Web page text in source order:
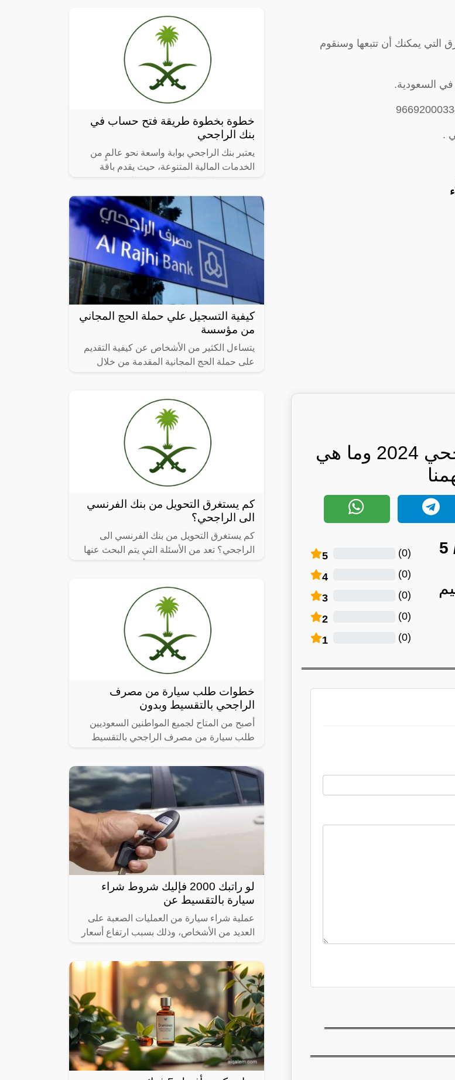
التي يمكنك أن تتبعها وسنقوم
السعودية.
.
رسوم بطاقة الفرسان من الراجحي 2024 وما هي
5 (
0
)
4 (
0
)
3 (
0
)
2 (
0
)
1 (
0
)
خطوة بخطوة طريقة فتح حساب في
بنك الراجحي
يعتبر بنك الراجحي بوابة واسعة نحو عالمٍ من
الخدمات المالية المتنوعة، حيث يقدم باقة
للأفراد والشركات ويعد فتح حساب جديد في
كيفية التسجيل علي حملة الحج المجاني
من مؤسسة
يتساءل الكثير من الأشخاص عن كيفية التقديم
على حملة الحج المجانية المقدمة من خلال
كم يستغرق التحويل من بنك الفرنسي
الى الراجحي؟
كم يستغرق التحويل من بنك الفرنسي الى
الراجحي؟ تعد من الأسئلة التي يتم البحث عنها
خطوات طلب سيارة من مصرف
الراجحي بالتقسيط وبدون
أصبح من المتاح لجميع المواطنين السعوديين
طلب سيارة من مصرف الراجحي بالتقسيط
على خدمات التمويل التأجيري للسيارات،
لو راتبك 2000 فإليك شروط شراء
سيارة بالتقسيط عن
عملية شراء سيارة من العمليات الصعبة على
العديد من الأشخاص، وذلك بسبب ارتفاع أسعار
شراء سيارة بالتقسيط عن طريق بنك الراجحي،